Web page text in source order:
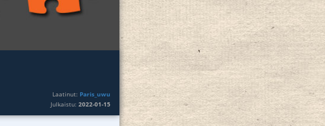
Laatinut: Paris_uwu
Julkaistu:2022-01-15